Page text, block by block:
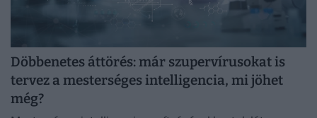
Döbbenetes áttörés: már szupervírusokat is
tervez a mesterséges intelligencia, mi jöhet
még?